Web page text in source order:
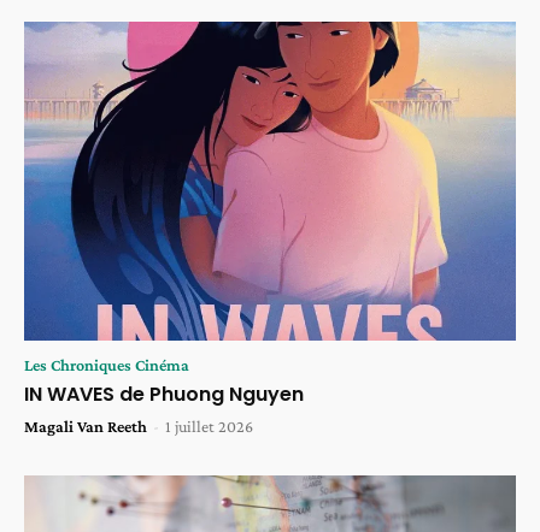
Les Chroniques Cinéma
IN WAVES de Phuong Nguyen
Magali Van Reeth - 1 juillet 2026